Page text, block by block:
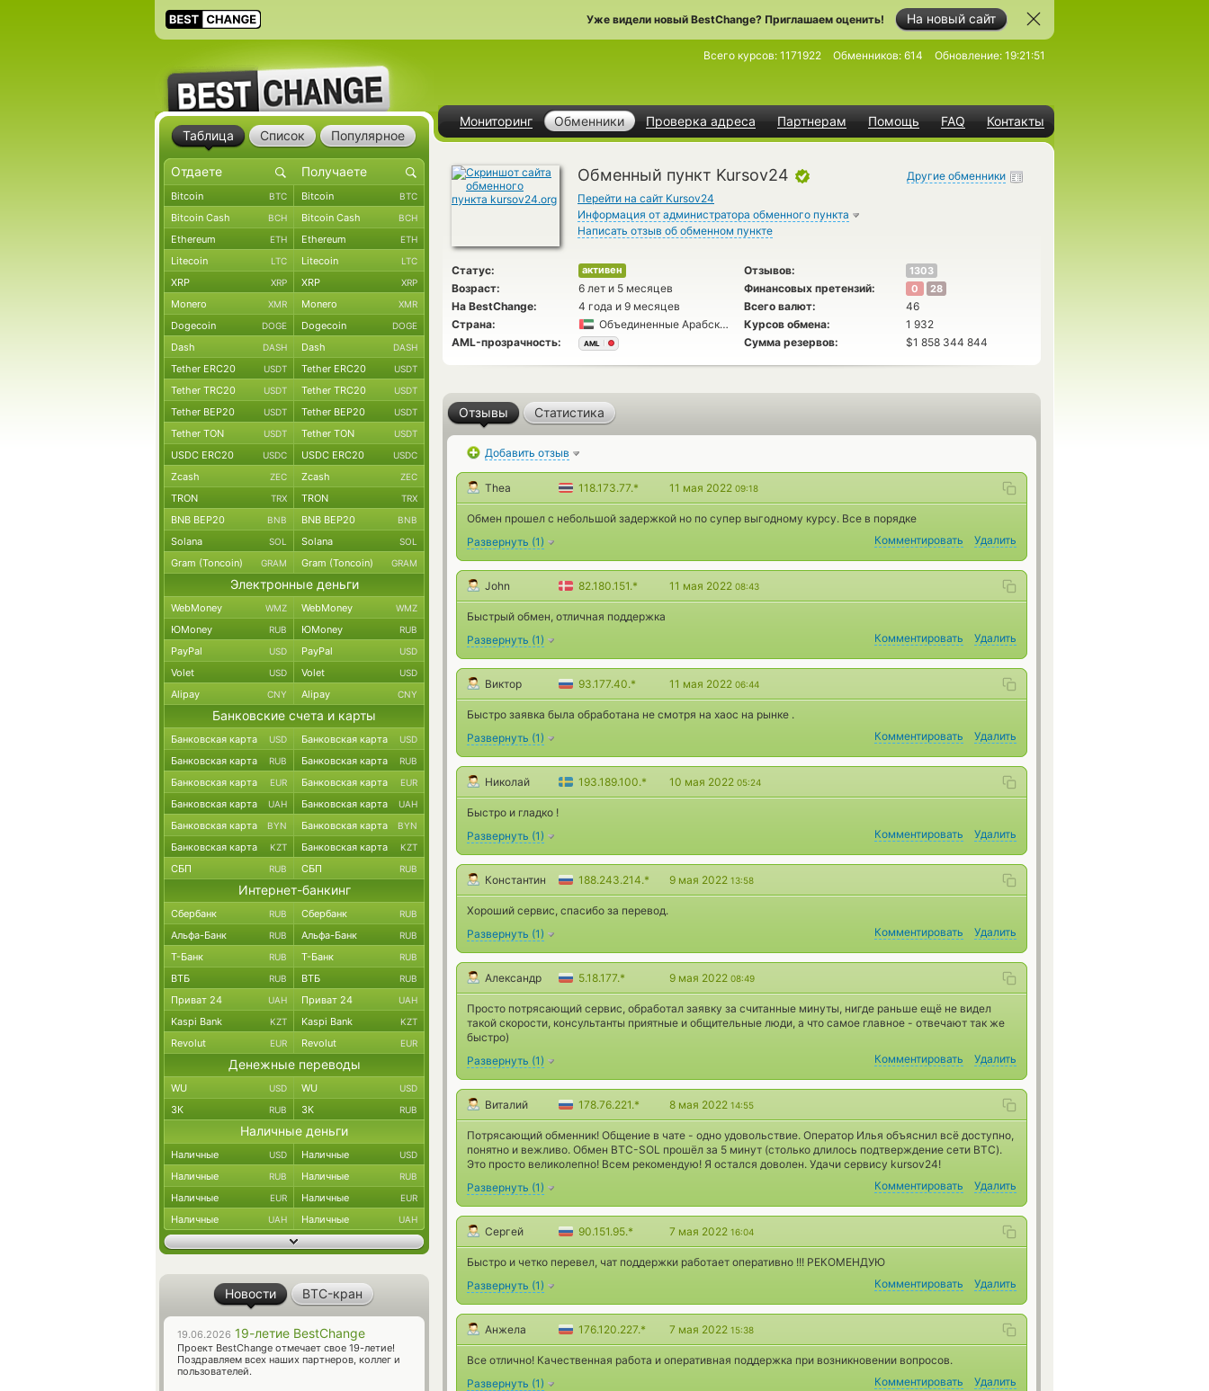
На новый сайт
Уже видели новый BestChange? Приглашаем оценить!
Мониторинг Обменники Проверка адреса Партнерам Помощь FAQ Контакты
Всего курсов: 1171922 Обменников: 614 Обновление: 19:21:51
Обменный пункт Kursov24
Перейти на сайт Kursov24
Информация от администратора обменного пункта
Написать отзыв об обменном пункте
Другие обменники
Статус: активен Отзывов: 1303
Возраст: 6 лет и 5 месяцев Финансовых претензий: 0 28
На BestChange: 4 года и 9 месяцев Всего валют:
46
Страна:
Объединенные Арабские Эмираты Курсов обмена:
1 932
AML-прозрачность:
AML Сумма резервов: $1 858 344 844
Отзывы Статистика
Добавить отзыв
Thea 118.173.77.* 11 мая 2022 09:18
Обмен прошел с небольшой задержкой но по супер выгодному курсу. Все в порядке
Развернуть (1) Комментировать Удалить
John 82.180.151.* 11 мая 2022 08:43
Быстрый обмен, отличная поддержка
Развернуть (1) Комментировать Удалить
Виктор 93.177.40.* 11 мая 2022 06:44
Быстро заявка была обработана не смотря на хаос на рынке .
Развернуть (1) Комментировать Удалить
Николай 193.189.100.* 10 мая 2022 05:24
Быстро и гладко !
Развернуть (1) Комментировать Удалить
Константин 188.243.214.* 9 мая 2022 13:58
Хороший сервис, спасибо за перевод.
Развернуть (1) Комментировать Удалить
Александр 5.18.177.* 9 мая 2022 08:49
Просто потрясающий сервис, обработал заявку за считанные минуты, нигде раньше ещё не видел
такой скорости, консультанты приятные и общительные люди, а что самое главное - отвечают так же
быстро)
Развернуть (1) Комментировать Удалить
Виталий 178.76.221.* 8 мая 2022 14:55
Потрясающий обменник! Общение в чате - одно удовольствие. Оператор Илья объяснил всё доступно,
понятно и вежливо. Обмен BTC-SOL прошёл за 5 минут (столько длилось подтверждение сети BTC).
Это просто великолепно! Всем рекомендую! Я остался доволен. Удачи сервису kursov24!
Развернуть (1) Комментировать Удалить
Сергей 90.151.95.* 7 мая 2022 16:04
Быстро и четко перевел, чат поддержки работает оперативно !!! РЕКОМЕНДУЮ
Развернуть (1) Комментировать Удалить
Анжела 176.120.227.* 7 мая 2022 15:38
Все отлично! Качественная работа и оперативная поддержка при возникновении вопросов.
Развернуть (1) Комментировать Удалить
Таблица Список Популярное
Bitcoin BTC Bitcoin BTC
Bitcoin Cash BCH Bitcoin Cash BCH
Ethereum ETH Ethereum ETH
Litecoin LTC Litecoin LTC
XRP XRP XRP XRP
Monero XMR Monero XMR
Dogecoin DOGE Dogecoin DOGE
Dash DASH Dash DASH
Tether ERC20 USDT Tether ERC20 USDT
Tether TRC20 USDT Tether TRC20 USDT
Tether BEP20 USDT Tether BEP20 USDT
Tether TON USDT Tether TON USDT
USDC ERC20 USDC USDC ERC20 USDC
Zcash ZEC Zcash ZEC
TRON TRX TRON TRX
BNB BEP20 BNB BNB BEP20 BNB
Solana SOL Solana SOL
Gram (Toncoin) GRAM Gram (Toncoin) GRAM
Электронные деньги
WebMoney WMZ WebMoney WMZ
ЮMoney RUB ЮMoney RUB
PayPal USD PayPal USD
Volet USD Volet USD
Alipay CNY Alipay CNY
Банковские счета и карты
Банковская карта USD Банковская карта USD
Банковская карта RUB Банковская карта RUB
Банковская карта EUR Банковская карта EUR
Банковская карта UAH Банковская карта UAH
Банковская карта BYN Банковская карта BYN
Банковская карта KZT Банковская карта KZT
СБП RUB СБП RUB
Интернет-банкинг
Сбербанк RUB Сбербанк RUB
Альфа-Банк RUB Альфа-Банк RUB
Т-Банк RUB Т-Банк RUB
ВТБ RUB ВТБ RUB
Приват 24 UAH Приват 24 UAH
Kaspi Bank KZT Kaspi Bank KZT
Revolut EUR Revolut EUR
Денежные переводы
WU USD WU USD
ЗК RUB ЗК RUB
Наличные деньги
Наличные USD Наличные USD
Наличные RUB Наличные RUB
Наличные EUR Наличные EUR
Наличные UAH Наличные UAH
Новости BTC-кран
19.06.2026 19-летие BestChange
Проект BestChange отмечает свое 19-летие!
Поздравляем всех наших партнеров, коллег и
пользователей.